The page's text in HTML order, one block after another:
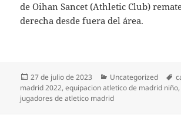
de Oihan Sancet (Athletic Club)
derecha desde fuera del área.
Publicado
el
27 de julio de 2023 Categorías
Uncategorized
madrid 2022,equipacion atletico de madrid niño
jugadores de atletico madrid